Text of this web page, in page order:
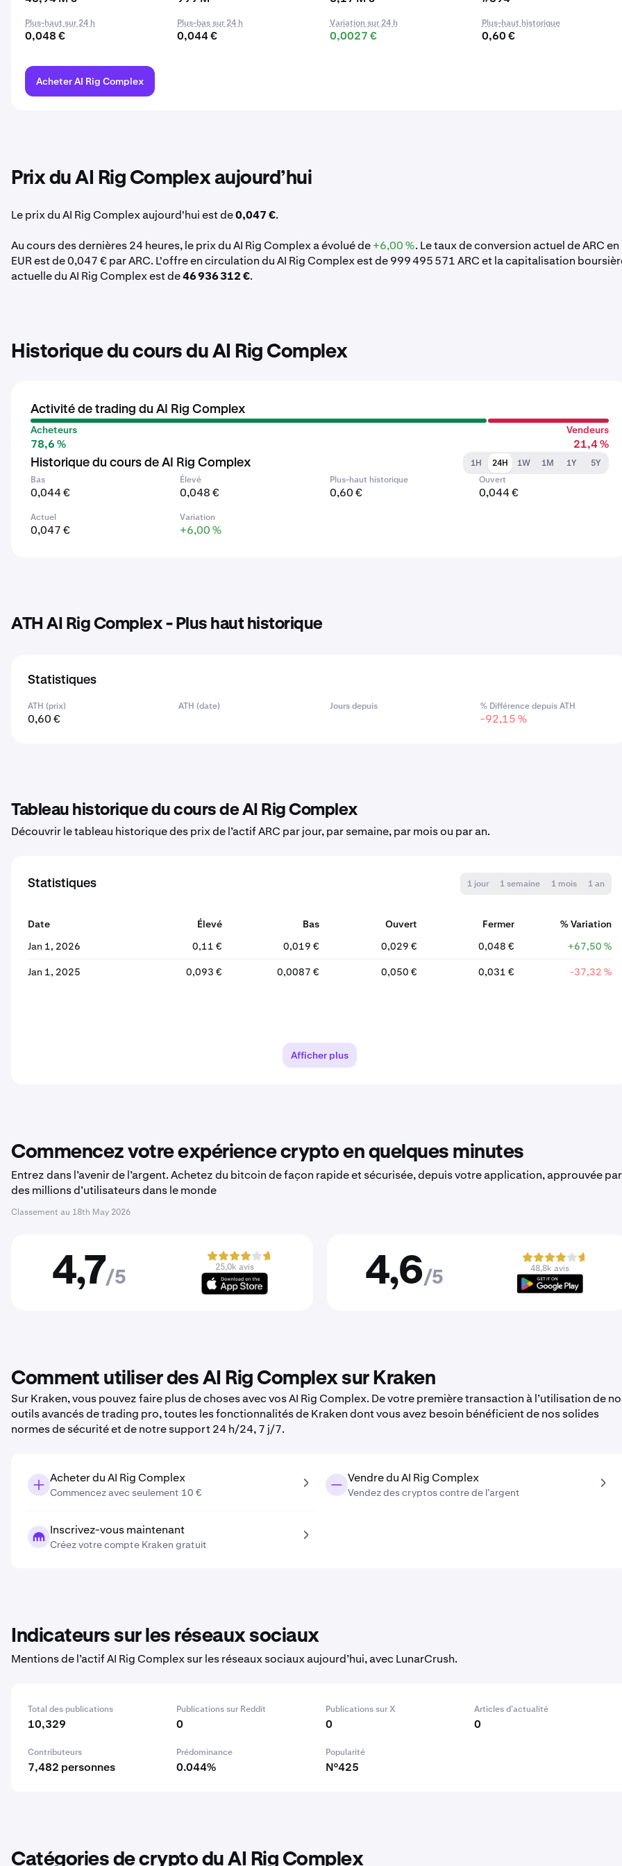
Plus-haut sur 24 h
0,048 €
Plus-bas sur 24 h
0,044 €
Variation sur 24 h
0,0027 €
Plus-haut historique
0,60 €
Acheter AI Rig Complex
Prix du AI Rig Complex aujourd’hui
Le prix du AI Rig Complex aujourd'hui est de0,047 €.
Au cours des dernières 24 heures, le prix du AI Rig Complex a évolué de+6,00 %. Le taux de conversion actuel de ARC en
EUR est de 0,047 € par ARC. L'offre en circulation du AI Rig Complex est de 999 495 571 ARC et la capitalisation
actuelle du AI Rig Complex est de46 936 312 €.
Historique du cours du AI Rig Complex
Activité de trading du AI Rig Complex
Acheteurs
78,6 %
Vendeurs
21,4 %
Historique du cours de AI Rig Complex 1H 24H 1W 1M 1Y
5Y
Bas
0,044 €
Élevé
0,048 €
Plus-haut historique
0,60 €
Ouvert
0,044 €
Actuel
0,047 €
Variation
+6,00 %
ATH AI Rig Complex - Plus haut historique
Statistiques
ATH (prix)
0,60 €
ATH (date) Jours depuis % Différence depuis ATH
-92,15 %
Tableau historique du cours de AI Rig Complex
Découvrir le tableau historique des prix de l’actif ARC par jour, par semaine, par mois ou par an.
Statistiques 1 jour 1 semaine 1 mois 1 an
Date Élevé Bas Ouvert Fermer
% Variation
Jan 1, 2026
0,11 € 0,019 € 0,029 € 0,048 € +67,50 %
Jan 1, 2025 0,093 € 0,0087 € 0,050 € 0,031 € -37,32 %
Afficher plus
Commencez votre expérience crypto en quelques minutes
Entrez dans l’avenir de l’argent. Achetez du bitcoin de façon rapide et sécurisée, depuis votre application, approuvée par
des millions d’utilisateurs dans le monde
Classement au 18th May 2026
4,7/5
25,0k avis 4,6/5
48,8k avis
Comment utiliser des AI Rig Complex sur Kraken
Sur Kraken, vous pouvez faire plus de choses avec vos AI Rig Complex. De votre première transaction à l’utilisation de
outils avancés de trading pro, toutes les fonctionnalités de Kraken dont vous avez besoin bénéficient de nos solides
normes de sécurité et de notre support 24 h/24, 7 j/7.
Acheter du AI Rig Complex
Commencez avec seulement 10 €
Vendre du AI Rig Complex
Vendez des cryptos contre de l’argent
Inscrivez-vous maintenant
Créez votre compte Kraken gratuit
Indicateurs sur les réseaux sociaux
Mentions de l’actif AI Rig Complex sur les réseaux sociaux aujourd’hui, avec LunarCrush.
Total des publications
10,329
Publications sur Reddit
0
Publications sur X
0
Articles d’actualité
0
Contributeurs
7,482 personnes
Prédominance
0.044%
Popularité
N°425
Catégories de crypto du AI Rig Complex